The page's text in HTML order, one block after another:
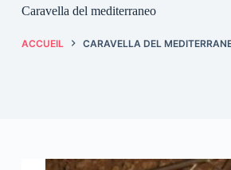
Caravella del mediterraneo
ACCUEIL CARAVELLA DEL